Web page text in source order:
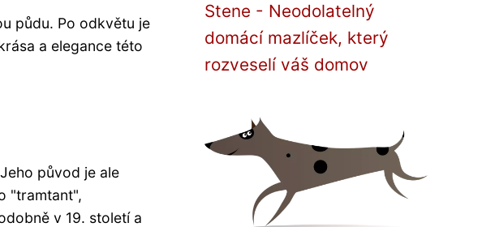
půdu. Po odkvětu je
a elegance této
původ je ale
"tramtant",
v 19. století a
Stene - Neodolatelný
domácí mazlíček, který
rozveselí váš domov